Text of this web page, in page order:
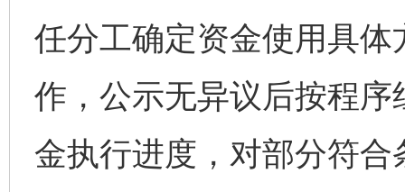
任分工确定资金使用具
作，公示无异议后按程
金执行进度，对部分符